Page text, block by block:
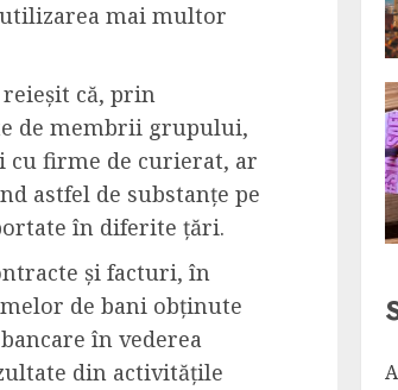
mai multor
că, prin
de membrii grupului,
cu firme de curierat, ar
astfel de substanțe pe
în diferite țări.
și facturi, în
de bani obținute
în vederea
din activitățile